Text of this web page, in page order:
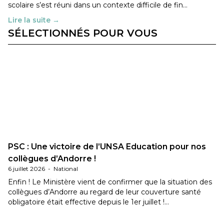
scolaire s’est réuni dans un contexte difficile de fin…
Lire la suite →
SÉLECTIONNÉS POUR VOUS
PSC : Une victoire de l’UNSA Education pour nos
collègues d’Andorre !
6 juillet 2026 - National
Enfin ! Le Ministère vient de confirmer que la situation des
collègues d’Andorre au regard de leur couverture santé
obligatoire était effective depuis le 1er juillet !…